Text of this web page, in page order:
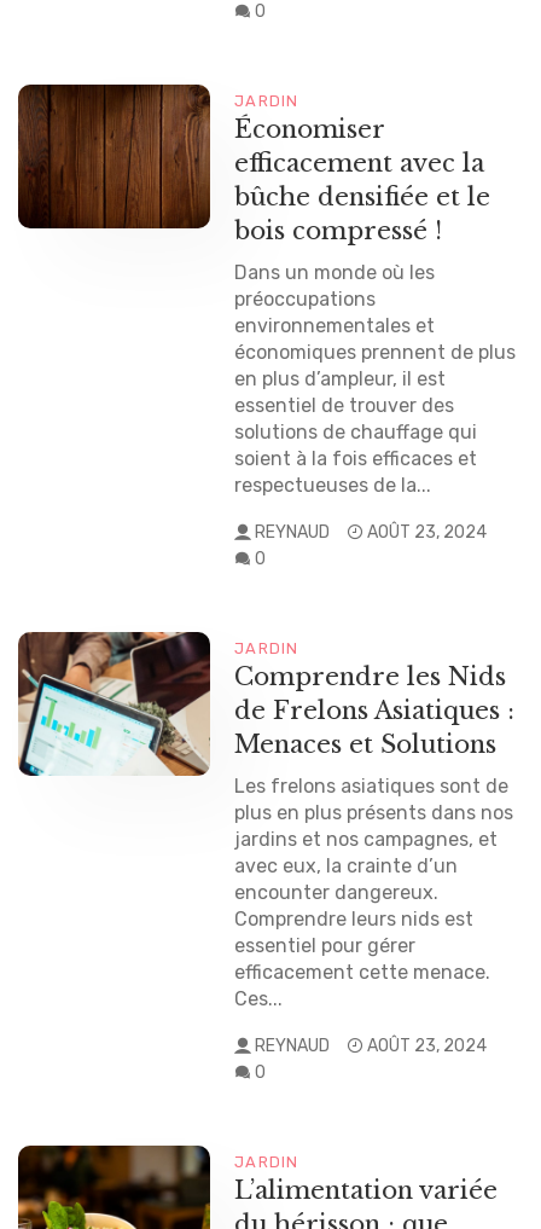
0
JARDIN
Économiser
efficacement avec la
bûche densifiée et le
bois compressé !
Dans un monde où les
préoccupations
environnementales et
économiques prennent de plus
en plus d’ampleur, il est
essentiel de trouver des
solutions de chauffage qui
soient à la fois efficaces et
respectueuses de la...
REYNAUD
AOÛT 23, 2024
0
JARDIN
Comprendre les Nids
de Frelons Asiatiques :
Menaces et Solutions
Les frelons asiatiques sont de
plus en plus présents dans nos
jardins et nos campagnes, et
avec eux, la crainte d’un
encounter dangereux.
Comprendre leurs nids est
essentiel pour gérer
efficacement cette menace.
Ces...
REYNAUD
AOÛT 23, 2024
0
JARDIN
L’alimentation variée